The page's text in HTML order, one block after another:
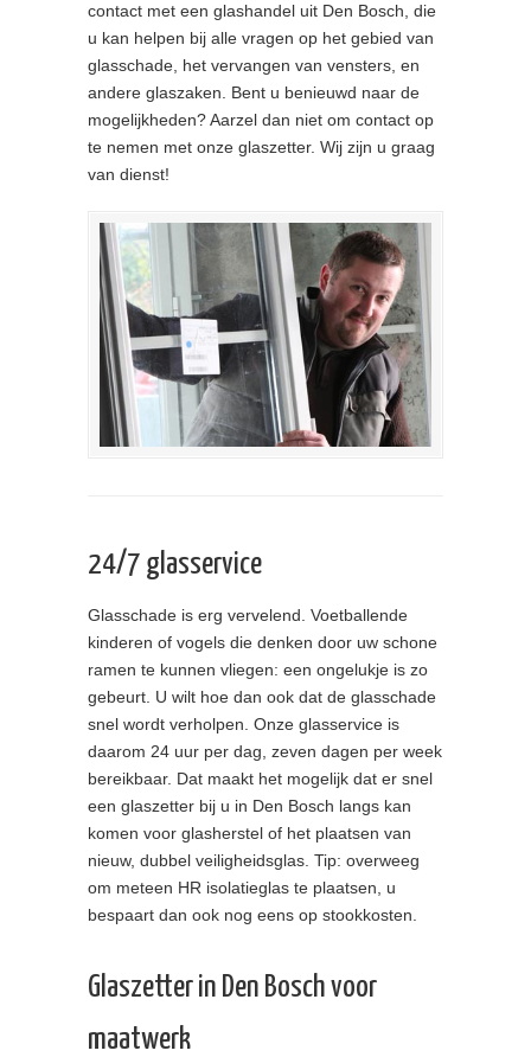
contact met een glashandel uit Den Bosch, die
u kan helpen bij alle vragen op het gebied van
glasschade, het vervangen van vensters, en
andere glaszaken. Bent u benieuwd naar de
mogelijkheden? Aarzel dan niet om contact op
te nemen met onze glaszetter. Wij zijn u graag
van dienst!
24/7 glasservice
Glasschade is erg vervelend. Voetballende
kinderen of vogels die denken door uw schone
ramen te kunnen vliegen: een ongelukje is zo
gebeurt. U wilt hoe dan ook dat de glasschade
snel wordt verholpen. Onze glasservice is
daarom 24 uur per dag, zeven dagen per week
bereikbaar. Dat maakt het mogelijk dat er snel
een glaszetter bij u in Den Bosch langs kan
komen voor glasherstel of het plaatsen van
nieuw, dubbel veiligheidsglas. Tip: overweeg
om meteen HR isolatieglas te plaatsen, u
bespaart dan ook nog eens op stookkosten.
Glaszetter in Den Bosch voor
maatwerk